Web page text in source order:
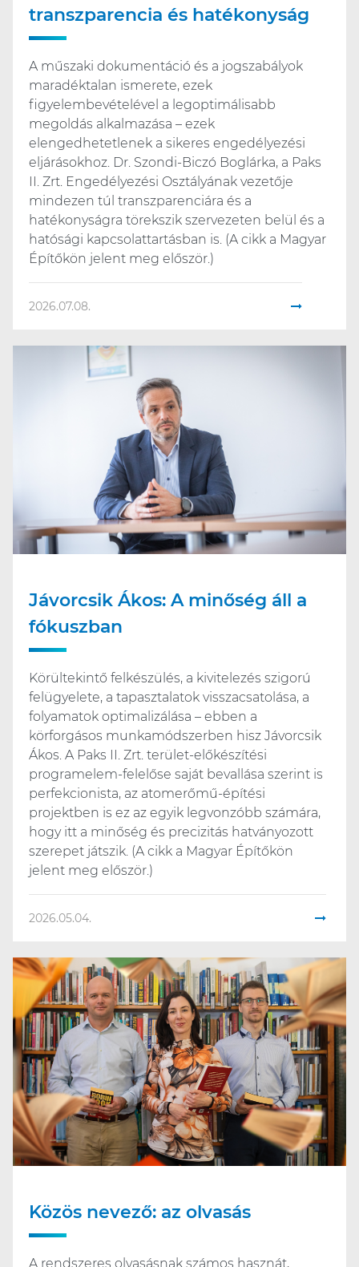
transzparencia és hatékonyság
A műszaki dokumentáció és a jogszabályok
maradéktalan ismerete, ezek
figyelembevételével a legoptimálisabb
megoldás alkalmazása – ezek
elengedhetetlenek a sikeres engedélyezési
eljárásokhoz. Dr. Szondi-Biczó Boglárka, a Paks
II. Zrt. Engedélyezési Osztályának vezetője
mindezen túl transzparenciára és a
hatékonyságra törekszik szervezeten belül és a
hatósági kapcsolattartásban is. (A cikk a Magyar
Építőkön jelent meg először.)
2026.07.08.
Jávorcsik Ákos: A minőség áll a
fókuszban
Körültekintő felkészülés, a kivitelezés szigorú
felügyelete, a tapasztalatok visszacsatolása, a
folyamatok optimalizálása – ebben a
körforgásos munkamódszerben hisz Jávorcsik
Ákos. A Paks II. Zrt. terület-előkészítési
programelem-felelőse saját bevallása szerint is
perfekcionista, az atomerőmű-építési
projektben is ez az egyik legvonzóbb számára,
hogy itt a minőség és precizitás hatványozott
szerepet játszik. (A cikk a Magyar Építőkön
jelent meg először.)
2026.05.04.
Közös nevező: az olvasás
A rendszeres olvasásnak számos hasznát,